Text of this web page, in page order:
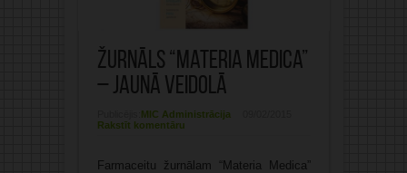
Žurnāls “Materia Medica”
– jaunā veidolā
MIC Administrācija
Rakstīt komentāru
Farmaceitu žurnālam “Materia Medica”